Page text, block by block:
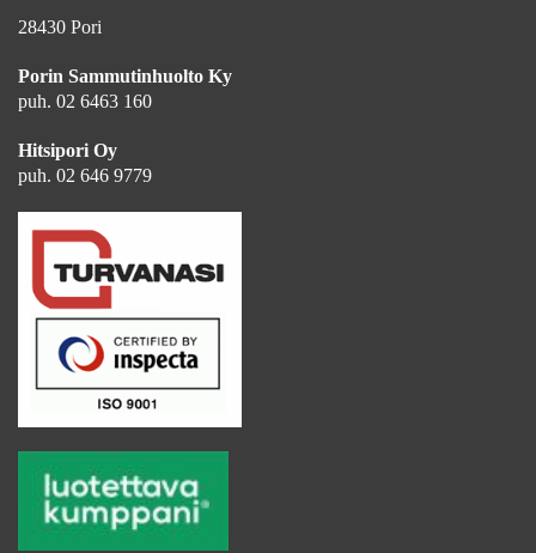
28430 Pori
Porin Sammutinhuolto Ky
puh. 02 6463 160
Hitsipori Oy
puh. 02 646 9779